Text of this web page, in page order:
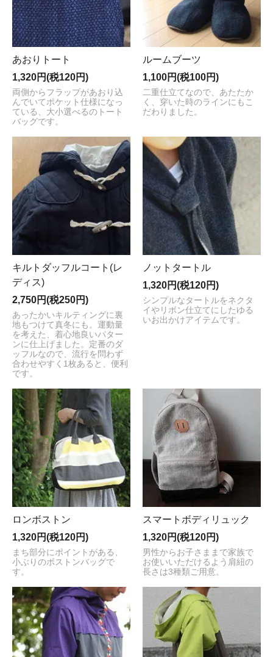
あおりトート
1,320円(税120円)
両側からフラップがあおり込
んでいてポケット仕様になっ
ている、大小選べるのトート
バッグです。
ルームブーツ
1,100円(税100円)
二重仕立てなので、あたたか
く、穿いた時のラインにもこ
だわりました。
キルトダッフルコート(レ
ディス)
2,750円(税250円)
あったかいキルティングに裏
地もつけて真冬にも。運動量
を考えた、着心地良いパター
ンに仕上げました。定番のダ
ッフルなので、流行を問わず
合わせやすく1枚あると、便利
です。
ノットタートル
1,320円(税120円)
シンプルなタートルをネクタ
イやリボン仕立てにしたゆる
いお出かけアイテムです。
ロンボストン
1,320円(税120円)
まち部分にポイントがある、
小ぶりのボストンバッグで
す。
スマートボディリュック
1,320円(税120円)
男性からお子さままで家族で
お使いいただけるよう肩紐の
長さは3種類ご用意。